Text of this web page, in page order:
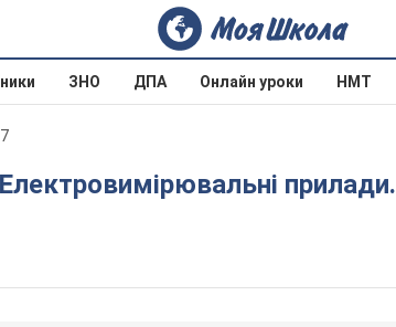
ЗНО ДПА Онлайн уроки НМТ
прилади.